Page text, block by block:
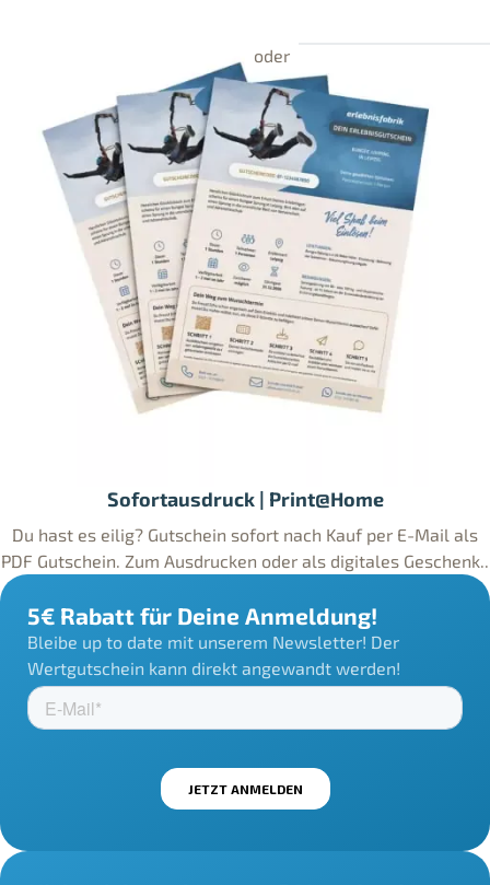
Sofortausdruck | Print@Home
Du hast es eilig? Gutschein sofort nach Kauf per E-Mail als
PDF Gutschein. Zum Ausdrucken oder als digitales Geschenk..
5€ Rabatt für Deine Anmeldung!
Bleibe up to date mit unserem Newsletter! Der
Wertgutschein kann direkt angewandt werden!